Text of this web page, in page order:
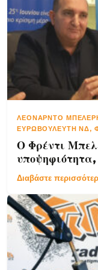
ΛΕΟΝΆΡΝΤΟ
ΕΥΡΩΒΟΥΛΕΥΤΉ ΝΔ,
Ο Φρέντι
Διαβάστε